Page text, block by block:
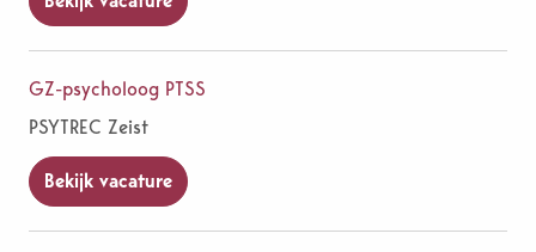
GZ-psycholoog PTSS
PSYTREC Zeist
Bekijk vacature